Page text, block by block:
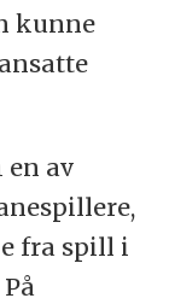
kunne
en av
fra spill i